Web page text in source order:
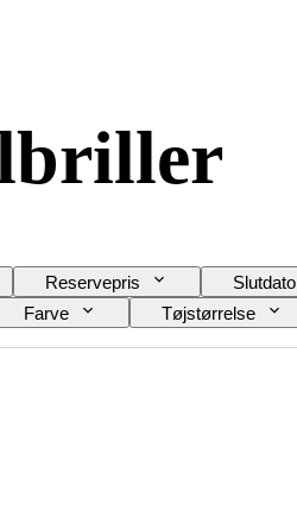
Reservepris Slutdato
Farve Tøjstørrelse